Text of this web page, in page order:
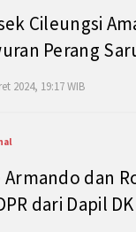
Cileungsi
Perang
2024, 19:17 WIB
Armando dan
dari Dapil